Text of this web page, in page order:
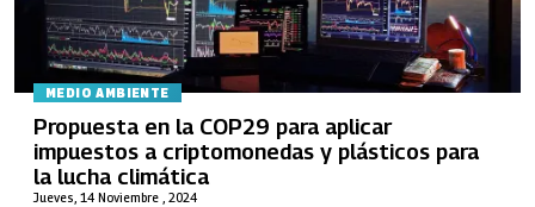
MEDIO AMBIENTE
Jueves, 14 Noviembre , 2024
Propuesta en la COP29 para aplicar
impuestos a criptomonedas y plásticos para
la lucha climática